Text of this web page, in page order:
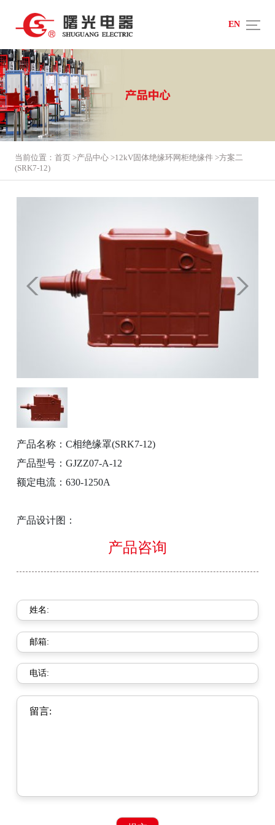
EN
当前位置： 首页>产品中心>12kV固体绝缘环网柜绝缘件>方案二
(SRK7-12)
产品名称：C相绝缘罩(SRK7-12)
产品型号：GJZZ07-A-12
额定电流：630-1250A
产品设计图：
产品咨询